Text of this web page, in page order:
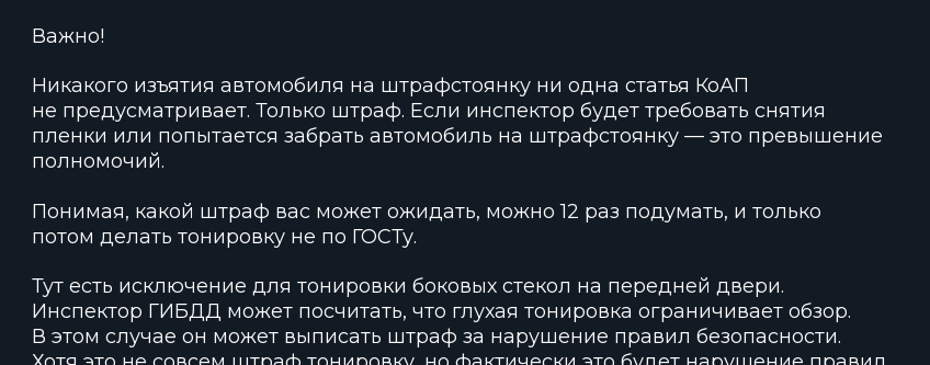
Важно!
Никакого изъятия автомобиля на штрафстоянку ни одна статья КоАП
не предусматривает. Только штраф. Если инспектор будет требовать снятия
пленки или попытается забрать автомобиль на штрафстоянку — это превышение
полномочий.
Понимая, какой штраф вас может ожидать, можно 12 раз подумать, и только
потом делать тонировку не по ГОСТу.
Тут есть исключение для тонировки боковых стекол на передней двери.
Инспектор ГИБДД может посчитать, что глухая тонировка ограничивает обзор.
В этом случае он может выписать штраф за нарушение правил безопасности.